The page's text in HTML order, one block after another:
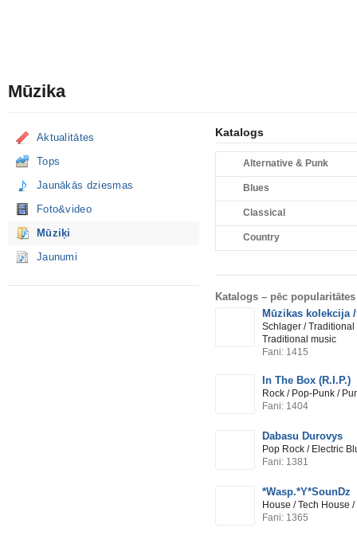
Mūzika
Aktualitātes
Tops
Jaunākās dziesmas
Foto&video
Mūziķi
Jaunumi
Katalogs
Alternative & Punk
Blues
Classical
Country
Katalogs – pēc popularitātes
Mūzikas kolekcija /
Schlager / Traditional
Traditional music
Fani: 1415
In The Box (R.I.P.)
Rock / Pop-Punk /
Fani: 1404
Dabasu Durovys
Pop Rock / Electric
Fani: 1381
*Wasp.*Y*SounDz
House / Tech House
Fani: 1365